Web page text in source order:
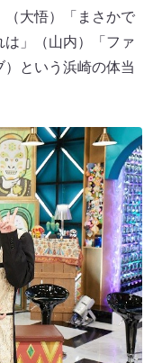
大悟）「まさかで
」（山内）「ファ
という浜崎の体当